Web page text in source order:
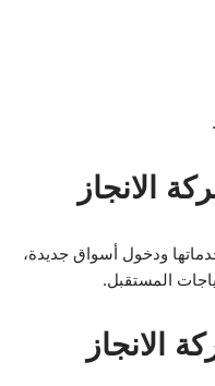
الانجاز
ودخول أسواق جديدة،
المستقبل.
الانجاز